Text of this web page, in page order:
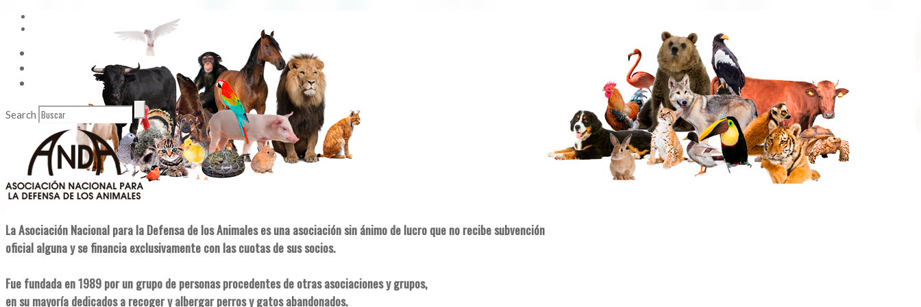
Enlaces de Interés
Search
La Asociación Nacional para la Defensa de los Animales es una asociación sin ánimo de lucro que no recibe subvención
oficial alguna y se financia exclusivamente con las cuotas de sus socios.
Fue fundada en 1989 por un grupo de personas procedentes de otras asociaciones y grupos,
en su mayoría dedicados a recoger y albergar perros y gatos abandonados.